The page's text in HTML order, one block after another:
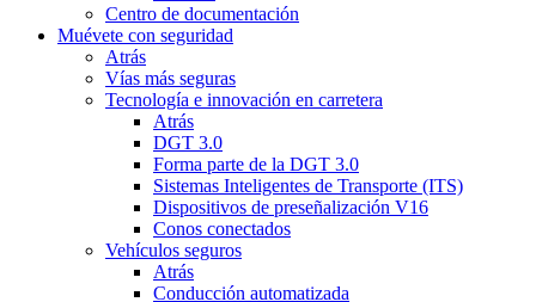
Centro de documentación
Muévete con seguridad
Atrás
Vías más seguras
Tecnología e innovación en carretera
Atrás
DGT 3.0
Forma parte de la DGT 3.0
Sistemas Inteligentes de Transporte (ITS)
Dispositivos de preseñalización V16
Conos conectados
Vehículos seguros
Atrás
Conducción automatizada